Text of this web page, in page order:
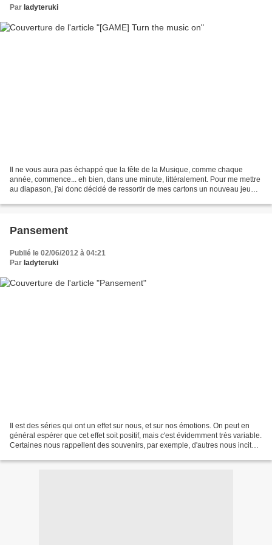
Par ladyteruki
Il ne vous aura pas échappé que la fête de la Musique, comme chaque
année, commence... eh bien, dans une minute, littéralement. Pour me mettre
au diapason, j'ai donc décidé de ressortir de mes cartons un nouveau jeu
Pansement
Publié le 02/06/2012 à 04:21
Par ladyteruki
Il est des séries qui ont un effet sur nous, et sur nos émotions. On peut en
général espérer que cet effet soit positif, mais c'est évidemment très variable.
Certaines nous rappellent des souvenirs, par exemple, d'autres nous incitent